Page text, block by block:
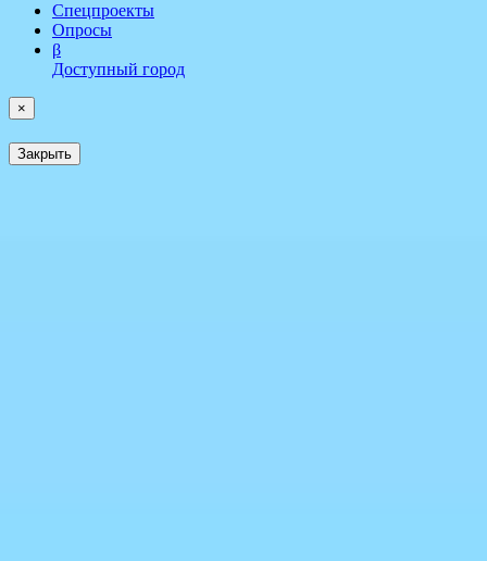
Спецпроекты
Опросы
β
Доступный город
×
Закрыть